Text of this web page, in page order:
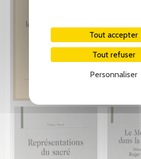
Tout accepter
Tout refuser
Personnaliser